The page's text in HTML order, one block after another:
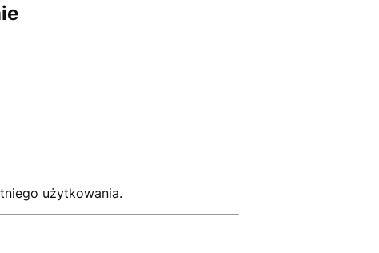
użytkowania.